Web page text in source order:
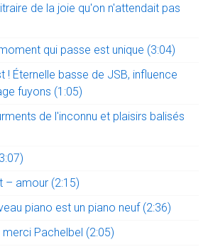
de la joie qu'on n'attendait pas
qui passe est unique (3:04)
Éternelle basse de JSB, influence
fuyons (1:05)
de l'inconnu et plaisirs balisés
– amour (2:15)
piano est un piano neuf (2:36)
merci Pachelbel (2:05)